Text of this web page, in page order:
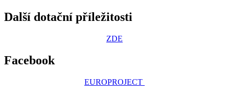
Další dotační příležitosti
ZDE
Facebook
EUROPROJECT